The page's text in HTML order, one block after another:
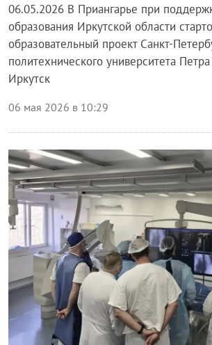
06.05.2026 В Приангарье при
образования Иркутской области
образовательный проект Санкт-
политехнического университета
Иркутск
06 мая 2026 в 10:29
Блог правительства